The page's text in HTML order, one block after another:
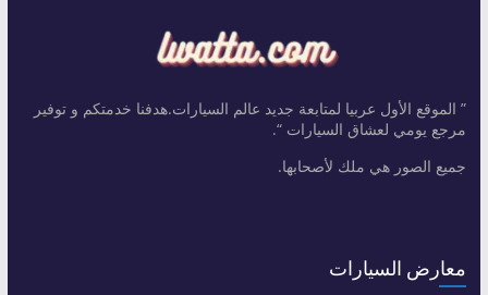
” الموقع الأول عربيا لمتابعة جديد عالم السيارات.هدفنا خدمتكم و توفير
مرجع يومي لعشاق السيارات “.
جميع الصور هي ملك لأصحابها.
معارض السيارات